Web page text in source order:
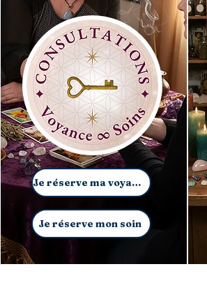
Je réserve ma voyance
Je réserve mon soin